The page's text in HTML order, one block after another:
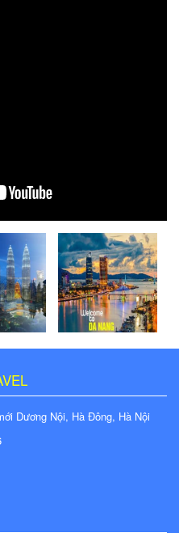
Dương Nội, Hà Đông, Hà Nội